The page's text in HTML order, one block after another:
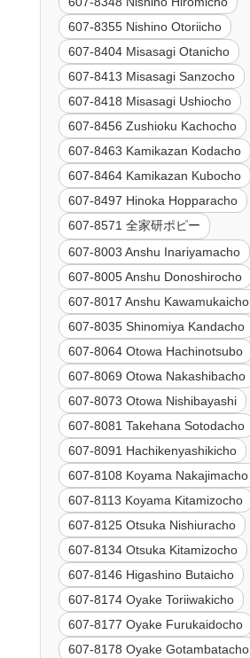
607-8355 Nishino Otoriicho
607-8404 Misasagi Otanicho
607-8413 Misasagi Sanzocho
607-8418 Misasagi Ushiocho
607-8456 Zushioku Kachocho
607-8463 Kamikazan Kodacho
607-8464 Kamikazan Kubocho
607-8497 Hinoka Hopparacho
607-8571 全家研ポピー
607-8003 Anshu Inariyamacho
607-8005 Anshu Donoshirocho
607-8017 Anshu Kawamukaicho
607-8035 Shinomiya Kandacho
607-8064 Otowa Hachinotsubo
607-8069 Otowa Nakashibacho
607-8073 Otowa Nishibayashi
607-8081 Takehana Sotodacho
607-8091 Hachikenyashikicho
607-8108 Koyama Nakajimacho
607-8113 Koyama Kitamizocho
607-8125 Otsuka Nishiuracho
607-8134 Otsuka Kitamizocho
607-8146 Higashino Butaicho
607-8174 Oyake Toriiwakicho
607-8177 Oyake Furukaidocho
607-8178 Oyake Gotambatacho